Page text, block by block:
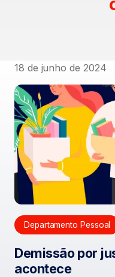
18 de junho de 2024
Departamento Pessoal
Demissão por
acontece